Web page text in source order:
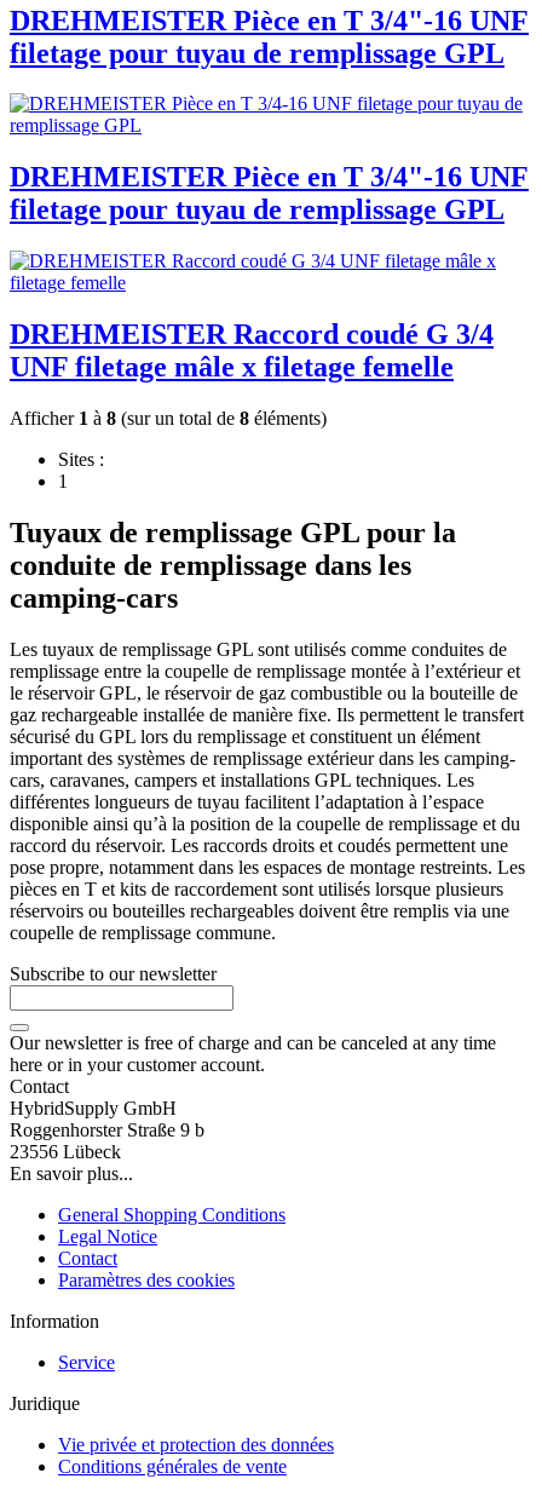
DREHMEISTER Pièce en T 3/4"-16 UNF
filetage pour tuyau de remplissage GPL
DREHMEISTER Pièce en T 3/4"-16 UNF
filetage pour tuyau de remplissage GPL
DREHMEISTER Raccord coudé G 3/4
UNF filetage mâle x filetage femelle
Afficher 1 à 8 (sur un total de 8 éléments)
Sites :
1
Tuyaux de remplissage GPL pour la
conduite de remplissage dans les
camping-cars
Les tuyaux de remplissage GPL sont utilisés comme conduites de
remplissage entre la coupelle de remplissage montée à l’extérieur et
le réservoir GPL, le réservoir de gaz combustible ou la bouteille de
gaz rechargeable installée de manière fixe. Ils permettent le transfert
sécurisé du GPL lors du remplissage et constituent un élément
important des systèmes de remplissage extérieur dans les camping-
cars, caravanes, campers et installations GPL techniques. Les
différentes longueurs de tuyau facilitent l’adaptation à l’espace
disponible ainsi qu’à la position de la coupelle de remplissage et du
raccord du réservoir. Les raccords droits et coudés permettent une
pose propre, notamment dans les espaces de montage restreints. Les
pièces en T et kits de raccordement sont utilisés lorsque plusieurs
réservoirs ou bouteilles rechargeables doivent être remplis via une
coupelle de remplissage commune.
Subscribe to our newsletter
Our newsletter is free of charge and can be canceled at any time
here or in your customer account.
Contact
HybridSupply GmbH
Roggenhorster Straße 9 b
23556 Lübeck
En savoir plus...
General Shopping Conditions
Legal Notice
Contact
Paramètres des cookies
Information
Service
Juridique
Vie privée et protection des données
Conditions générales de vente